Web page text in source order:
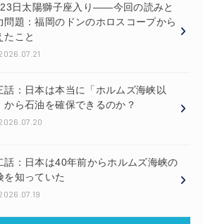
日太陽獅子座入り——今回の読みと
問題：福岡のドンのホロスコープから
たこと
話：日本は本当に「ホルムズ海峡以
から石油を確保できるのか？
話：日本は40年前からホルムズ海峡の
を知っていた